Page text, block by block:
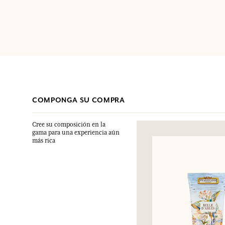
COMPONGA SU COMPRA
Cree su composición en la
gama para una experiencia aún
más rica